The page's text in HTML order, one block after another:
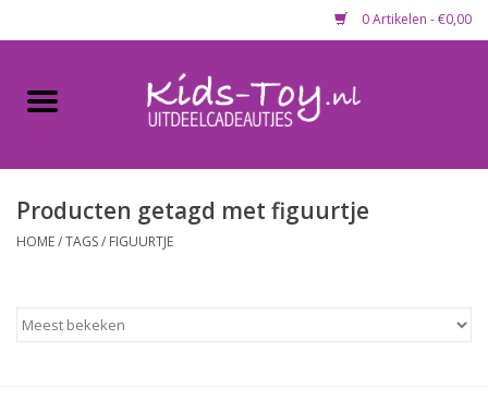
0 Artikelen - €0,00
Home
Gevulde capsules & mixen
Maandaanbieding
Producten getagd met figuurtje
HOME/TAGS/ FIGUURTJE